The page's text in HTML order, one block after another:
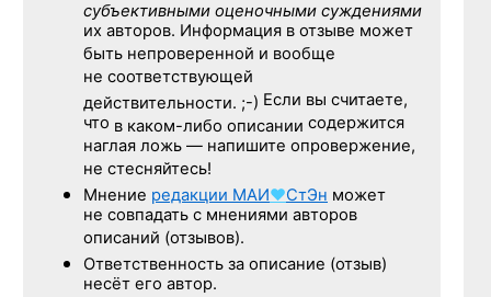
субъективными оценочными суждениями
их авторов. Информация в отзыве может
быть непроверенной и вообще
не соответствующей
действительности. ;-) Если вы считаете,
что в каком-либо описании содержится
наглая ложь — напишите опровержение,
не стесняйтесь!
Мнение редакции МАИ♥СтЭн может
не совпадать с мнениями авторов
описаний (отзывов).
Ответственность за описание (отзыв)
несёт его автор.